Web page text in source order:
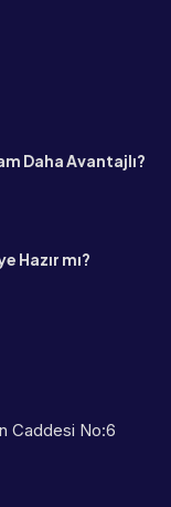
Daha Avantajlı?
Hazır mı?
Caddesi No:6